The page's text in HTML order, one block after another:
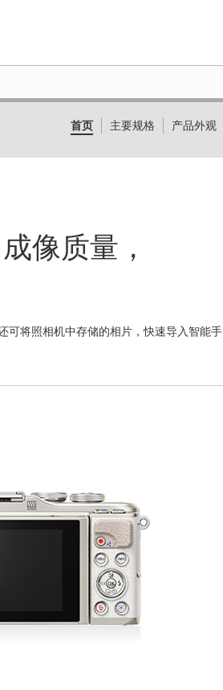
首页 主要规格 产品外观
像质量，
可将照相机中存储的相片，快速导入智能手